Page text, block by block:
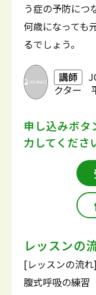
う症の予防につ
何歳になっても
るでしょう。
講師
クター
申し込みボタ
力してくださ
レッスンの
[レッスンの流れ]
腹式呼吸の練習